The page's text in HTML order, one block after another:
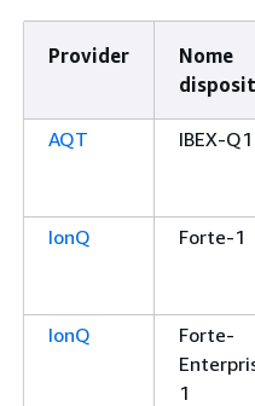
Provider
Nome
AQT IBEX-Q1
IonQ Forte-1
IonQ
Forte-
1